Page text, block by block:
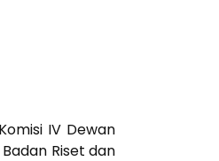
IV Dewan
Riset dan